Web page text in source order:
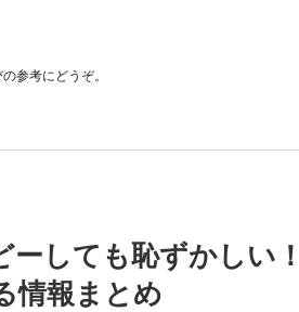
参考にどうぞ。
しても恥ずかしい
情報まとめ